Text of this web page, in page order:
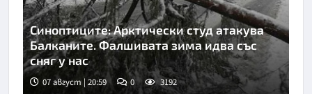
Синоптиците: Арктически студ атакува
Балканите. Фалшивата зима идва със
сняг у нас
07 август | 20:59 0 3192